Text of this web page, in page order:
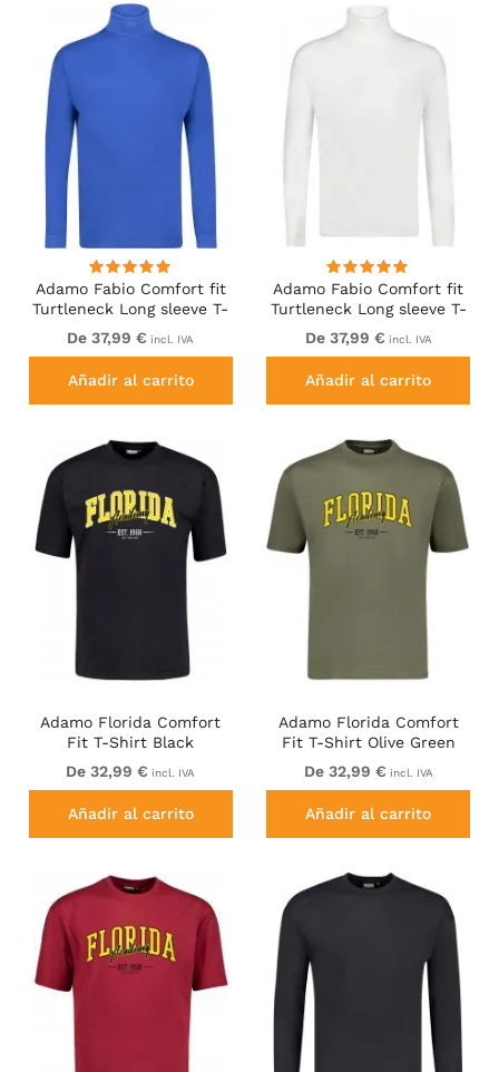
Adamo Fabio Comfort fit
Turtleneck Long sleeve T-
shirt Royal blue
De 37,99 € incl. IVA
Añadir al carrito
Adamo Fabio Comfort fit
Turtleneck Long sleeve T-
shirt White
De 37,99 € incl. IVA
Añadir al carrito
Adamo Florida Comfort
Fit T-Shirt Black
De 32,99 € incl. IVA
Añadir al carrito
Adamo Florida Comfort
Fit T-Shirt Olive Green
De 32,99 € incl. IVA
Añadir al carrito